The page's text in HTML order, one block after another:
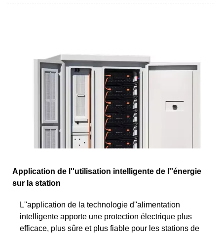
Application de l''utilisation intelligente de l''énergie
sur la station
L''application de la technologie d''alimentation
intelligente apporte une protection électrique plus
efficace, plus sûre et plus fiable pour les stations de